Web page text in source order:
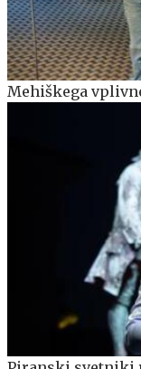
Mehiškega